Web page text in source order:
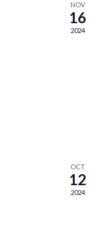
NOV
16
2024
OCT
12
2024